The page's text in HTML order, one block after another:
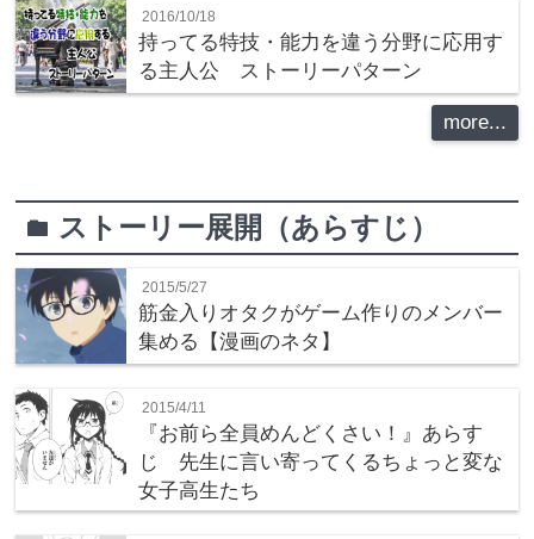
2016/10/18
持ってる特技・能力を違う分野に応用す
る主人公 ストーリーパターン
more...
folder ストーリー展開（あらすじ）
2015/5/27
筋金入りオタクがゲーム作りのメンバー
集める【漫画のネタ】
2015/4/11
『お前ら全員めんどくさい！』あらす
じ 先生に言い寄ってくるちょっと変な
女子高生たち